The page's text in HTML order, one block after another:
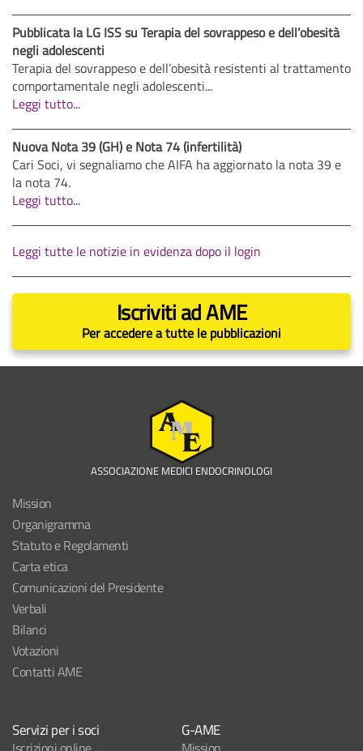
Pubblicata la LG ISS su Terapia del sovrappeso e dell’obesità
negli adolescenti
Terapia del sovrappeso e dell’obesità resistenti al trattamento
comportamentale negli adolescenti...
Leggi tutto...
Nuova Nota 39 (GH) e Nota 74 (infertilità)
Cari Soci, vi segnaliamo che AIFA ha aggiornato la nota 39 e
la nota 74.
Leggi tutto...
Leggi tutte le notizie in evidenza dopo il login
Iscriviti ad AME
Per accedere a tutte le pubblicazioni
ASSOCIAZIONE MEDICI ENDOCRINOLOGI
Mission
Organigramma
Statuto e Regolamenti
Carta etica
Comunicazioni del Presidente
Verbali
Bilanci
Votazioni
Contatti AME
Servizi per i soci G-AME